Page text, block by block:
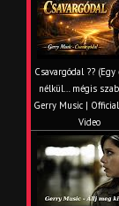
Csavargódal ??
nélkül… mégis
Gerry Music |
Video